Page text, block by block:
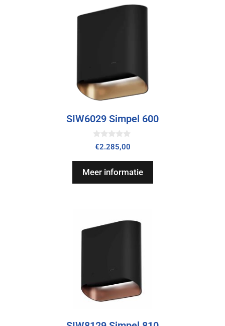
SIW6029 Simpel 600
0
v
5
€2.285,00
Meer informatie